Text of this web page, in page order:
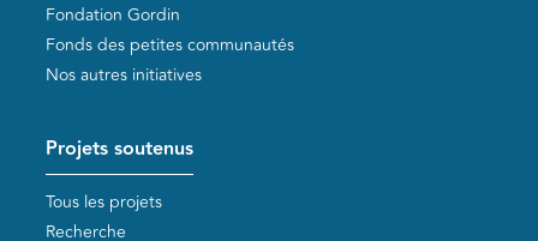
Fondation Gordin
Fonds des petites communautés
Nos autres initiatives
Projets soutenus
Tous les projets
Recherche